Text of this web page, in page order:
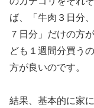
ば、「牛肉３日分
７日分」だけの方
ども１週間分買う
方が良いのです。
結果、基本的に家